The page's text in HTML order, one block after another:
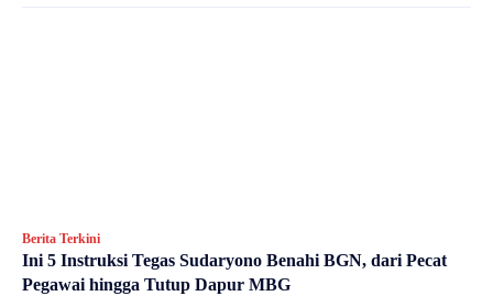
Berita Terkini
Ini 5 Instruksi Tegas Sudaryono Benahi BGN, dari Pecat
Pegawai hingga Tutup Dapur MBG